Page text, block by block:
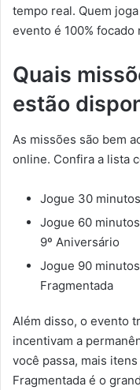
tempo real. Quem
evento é 100% focado
Quais
estão
As missões são bem
online. Confira a lista
Jogue 30
Jogue 60
9º Aniversário
Jogue 90
Fragmentada
Além disso, o evento
incentivam a
você passa, mais
Fragmentada é o